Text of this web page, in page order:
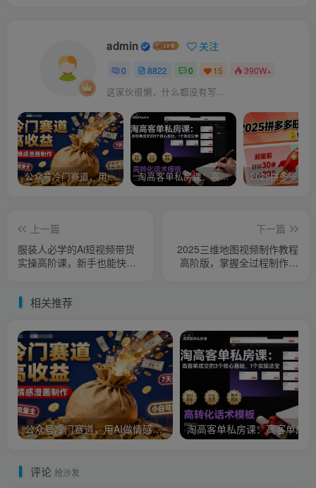
admin 关注
0 8822 0 15 390W+
这家伙很懒，什么都没有写...
公众号冷门赛道，用AI做情感漫画，7天开通流量主，操作简单，小白可玩 淘高客单私房课：高客单成交的3个核心基础，1个实操法宝
上一篇
服装人必学的Ai短视频带货
实操高阶课，新手也能快速
下一篇
2025三维地图视频制作教程
高阶版，掌握全过程制作方
相关推荐
公众号冷门赛道，用AI做情感漫画，7天开通流量主，操作简单，小白可玩
评论 抢沙发